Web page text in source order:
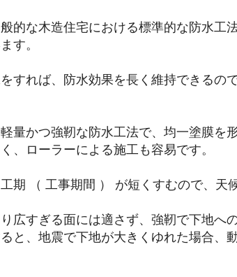
的な木造住宅における標準的な防水工
す。
すれば、防水効果を長く維持できるの
量かつ強靭な防水工法で、均一塗膜を
、ローラーによる施工も容易です。
期 （ 工事期間 ） が短くすむので、天
広すぎる面には適さず、強靭で下地へ
と、地震で下地が大きくゆれた場合、